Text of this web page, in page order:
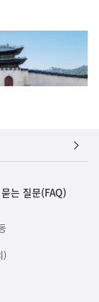
는 질문(FAQ)
)